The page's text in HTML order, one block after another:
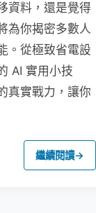
資料，還是覺得
為你揭密多數人
。從極致省電設
AI 實用小技
真實戰力，讓你
繼續閱讀→